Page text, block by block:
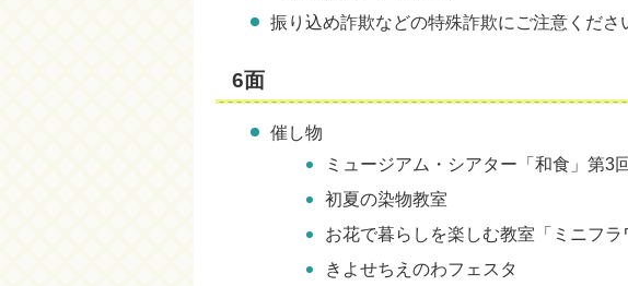
振り込め詐欺などの特殊詐欺にご注意くださ
6面
催し物
ミュージアム・シアター「和食」第3回
初夏の染物教室
お花で暮らしを楽しむ教室「ミニフラ
きよせちえのわフェスタ